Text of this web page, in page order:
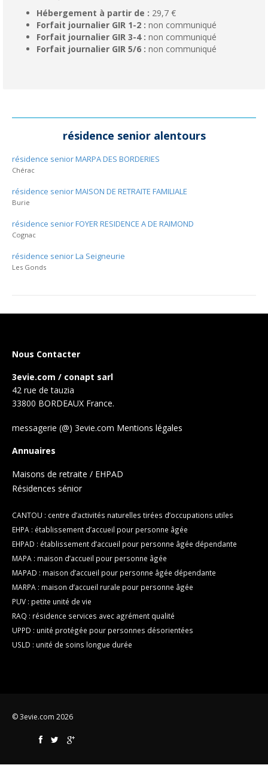
Hébergement à partir de : 29,7 €
Forfait journalier GIR 1-2 : non communiqué
Forfait journalier GIR 3-4 : non communiqué
Forfait journalier GIR 5/6 : non communiqué
résidence senior alentours
résidence senior MARPA DES BORDERIES
Chérac
résidence senior MAISON DE RETRAITE FAMILIALE
Burie
résidence senior FOYER RESIDENCE A DE RAIMOND
Cognac
résidence senior La Seigneurie
Les Gonds
Nous Contacter
3evie.com / conapt sarl
42 rue de tauzia
33800 BORDEAUX France.
messagerie (@) 3evie.com Mentions légales
Annuaires
Maisons de retraite / EHPAD
Résidences sénior
CANTOU : centre d’activités naturelles tirées d’occupations utiles
EHPA : établissement d’accueil pour personne âgée
EHPAD : établissement d’accueil pour personne âgée dépendante
MAPA : maison d’accueil pour personne âgée
MAPAD : maison d’accueil pour personne âgée dépendante
MARPA : maison d’accueil rurale pour personne âgée
PUV : petite unité de vie
RAQ : résidence services avec agrément qualité
UPPD : unité protégée pour personnes désorientées
USLD : unité de soins longue durée
© 3evie.com 2026